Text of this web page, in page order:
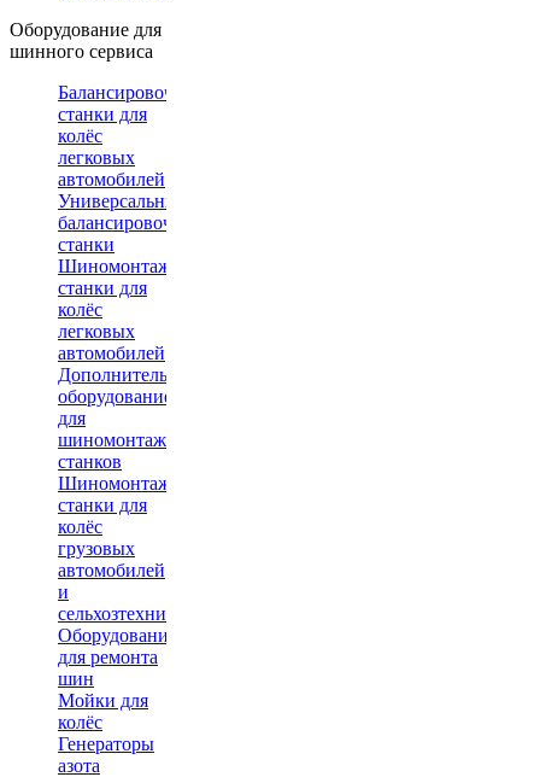
Оборудование для
шинного сервиса
Балансировочные
станки для
колёс
легковых
автомобилей
Универсальные
балансировочные
станки
Шиномонтажные
станки для
колёс
легковых
автомобилей
Дополнительное
оборудование
для
шиномонтажных
станков
Шиномонтажные
станки для
колёс
грузовых
автомобилей
и
сельхозтехники
Оборудование
для ремонта
шин
Мойки для
колёс
Генераторы
азота